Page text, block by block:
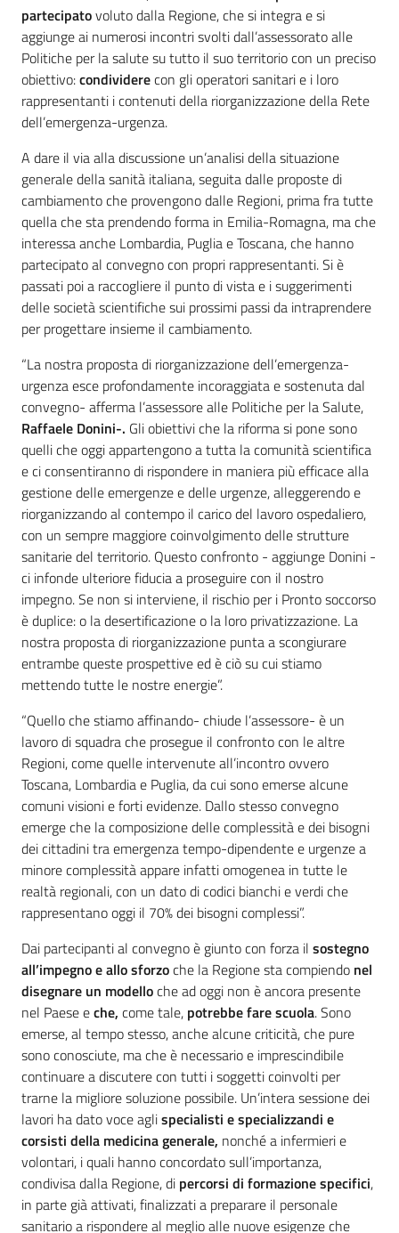
partecipatovoluto dalla Regione, che si integra e si
aggiunge ai numerosi incontri svolti dall’assessorato alle
Politiche per la salute su tutto il suo territorio con un preciso
obiettivo:condividerecon gli operatori sanitari e i loro
rappresentanti i contenuti della riorganizzazione della Rete
dell’emergenza-urgenza.
A dare il via alla discussione un’analisi della situazione
generale della sanità italiana, seguita dalle proposte di
cambiamento che provengono dalle Regioni, prima fra tutte
quella che sta prendendo forma in Emilia-Romagna, ma che
interessa anche Lombardia, Puglia e Toscana, che hanno
partecipato al convegno con propri rappresentanti. Si è
passati poi a raccogliere il punto di vista e i suggerimenti
delle società scientifiche sui prossimi passi da intraprendere
per progettare insieme il cambiamento.
“La nostra proposta di riorganizzazione dell’emergenza-
urgenza esce profondamente incoraggiata e sostenuta dal
convegno- afferma l’assessore alle Politiche per la Salute,
Raffaele Donini-. Gli obiettivi che la riforma si pone sono
quelli che oggi appartengono a tutta la comunità scientifica
e ci consentiranno di rispondere in maniera più efficace alla
gestione delle emergenze e delle urgenze, alleggerendo e
riorganizzando al contempo il carico del lavoro ospedaliero,
con un sempre maggiore coinvolgimento delle strutture
sanitarie del territorio. Questo confronto - aggiunge Donini -
ci infonde ulteriore fiducia a proseguire con il nostro
impegno. Se non si interviene, il rischio per i Pronto soccorso
è duplice: o la desertificazione o la loro privatizzazione. La
nostra proposta di riorganizzazione punta a scongiurare
entrambe queste prospettive ed è ciò su cui stiamo
mettendo tutte le nostre energie”.
“Quello che stiamo affinando- chiude l’assessore- è un
lavoro di squadra che prosegue il confronto con le altre
Regioni, come quelle intervenute all’incontro ovvero
Toscana, Lombardia e Puglia, da cui sono emerse alcune
comuni visioni e forti evidenze. Dallo stesso convegno
emerge che la composizione delle complessità e dei bisogni
dei cittadini tra emergenza tempo-dipendente e urgenze a
minore complessità appare infatti omogenea in tutte le
realtà regionali, con un dato di codici bianchi e verdi che
rappresentano oggi il 70% dei bisogni complessi”.
Dai partecipanti al convegno è giunto con forza il sostegno
all’impegno e allo sforzoche la Regione sta compiendo nel
disegnare un modelloche ad oggi non è ancora presente
nel Paese eche, come tale, potrebbe fare scuola. Sono
emerse, al tempo stesso, anche alcune criticità, che pure
sono conosciute, ma che è necessario e imprescindibile
continuare a discutere con tutti i soggetti coinvolti per
trarne la migliore soluzione possibile. Un’intera sessione dei
lavori ha dato voce aglispecialisti e specializzandi e
corsisti della medicina generale, nonché a infermieri e
volontari, i quali hanno concordato sull’importanza,
condivisa dalla Regione, di percorsi di formazione specifici,
in parte già attivati, finalizzati a preparare il personale
sanitario a rispondere al meglio alle nuove esigenze che